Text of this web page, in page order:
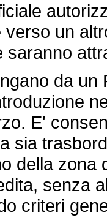
un
saranno
da un
E'
sia
della
senza
criteri